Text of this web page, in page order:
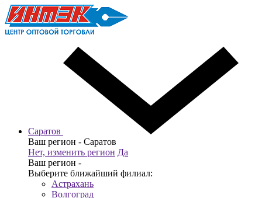
Саратов
Ваш регион - Саратов
Нет, изменить регион Да
Ваш регион -
Выберите ближайший филиал:
Астрахань
Волгоград